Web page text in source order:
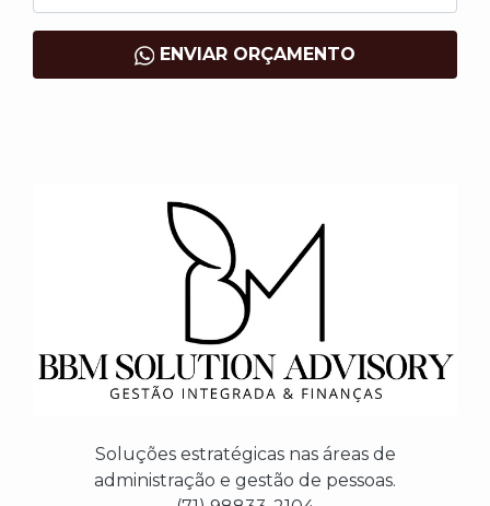
ENVIAR ORÇAMENTO
Soluções estratégicas nas áreas de
administração e gestão de pessoas.